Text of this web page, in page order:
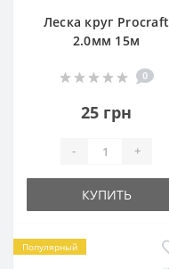
Леска круг Procraft
2.0мм 15м
0
25 грн
- +
КУПИТЬ
Популярный